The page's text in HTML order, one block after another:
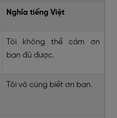
Nghĩa tiếng Việt
Tôi không thể cảm ơn
bạn đủ được.
Tôi vô cùng biết ơn bạn.